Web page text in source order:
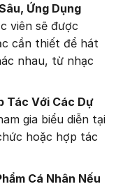
Ứng Dụng
viên sẽ được
cần thiết để hát
nhau, từ nhạc
Tác Với Các Dự
gia biểu diễn tại
hoặc hợp tác
Cá Nhân Nếu